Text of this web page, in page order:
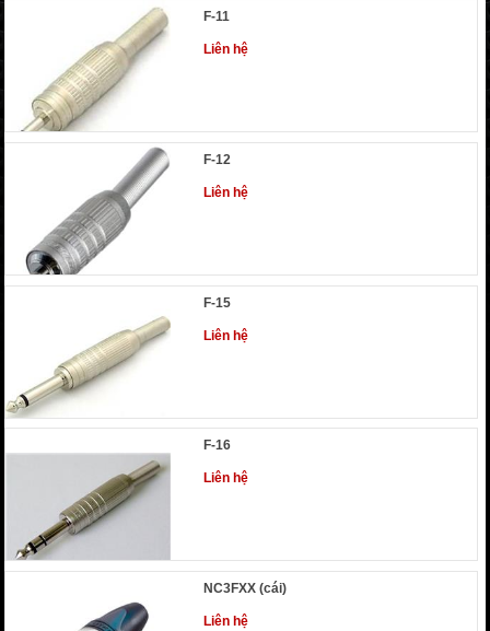
F-11
Liên hệ
F-12
Liên hệ
F-15
Liên hệ
F-16
Liên hệ
NC3FXX (cái)
Liên hệ